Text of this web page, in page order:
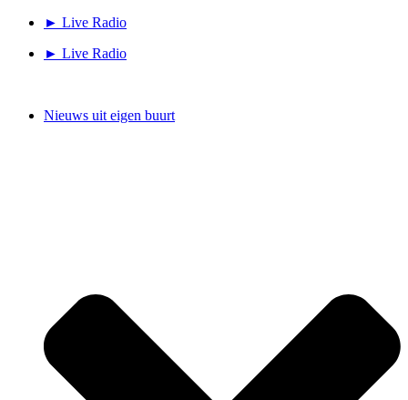
► Live Radio
► Live Radio
Nieuws uit eigen buurt